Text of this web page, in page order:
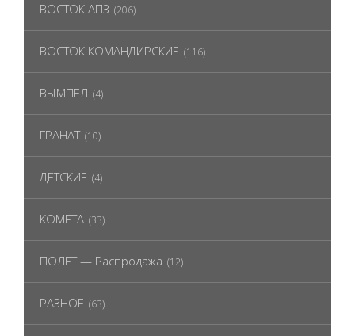
ВОСТОК АПЗ (206)
ВОСТОК КОМАНДИРСКИЕ (116)
ВЫМПЕЛ (4)
ГРАНАТ (10)
ДЕТСКИЕ (4)
КОМЕТА (33)
ПОЛЕТ — Распродажа (12)
РАЗНОЕ (63)